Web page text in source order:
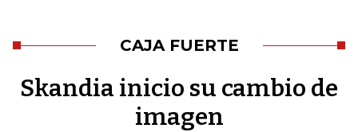
CAJA FUERTE
Skandia inicio su cambio de
imagen